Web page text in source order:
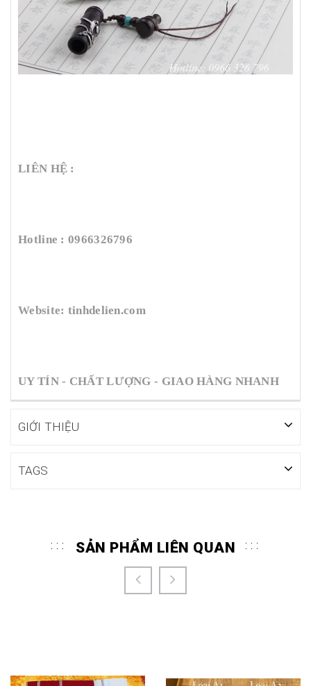
LIÊN HỆ :
Hotline : 0966326796
Website: tinhdelien.com
UY TÍN - CHẤT LƯỢNG - GIAO HÀNG NHANH
GIỚI THIỆU
TAGS
SẢN PHẨM LIÊN QUAN